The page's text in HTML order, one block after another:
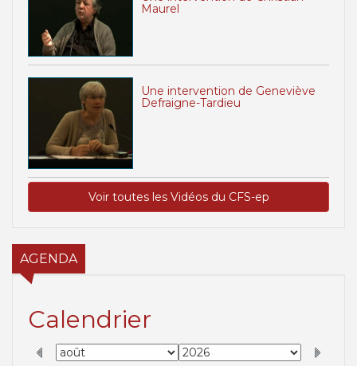
Maurel
Une intervention de Geneviève
Defraigne-Tardieu
Voir toutes les Vidéos du CFS-ep
AGENDA
Calendrier